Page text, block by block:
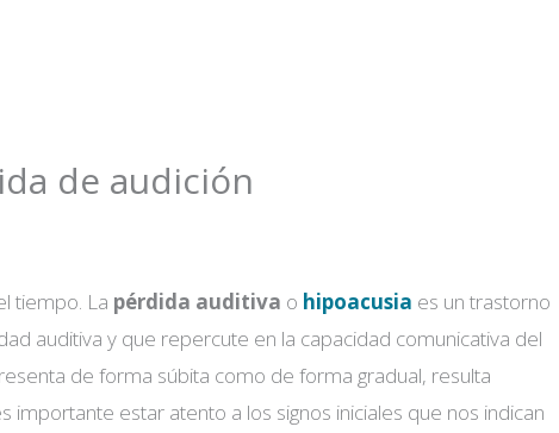
de audición
tiempo. La pérdida auditiva o hipoacusia es un trastorno
auditiva y que repercute en la capacidad comunicativa del
de forma súbita como de forma gradual, resulta
importante estar atento a los signos iniciales que nos indican